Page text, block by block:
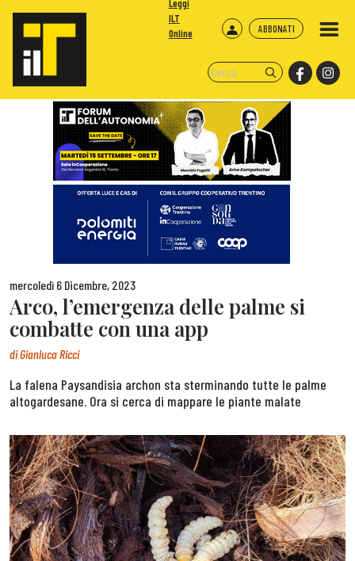
ABBONATI
Leggi
ILT
Online
mercoledì 6 Dicembre, 2023
Arco, l’emergenza delle palme si
combatte con una app
diGianluca Ricci
La falena Paysandisia archon sta sterminando tutte le palme
altogardesane. Ora si cerca di mappare le piante malate